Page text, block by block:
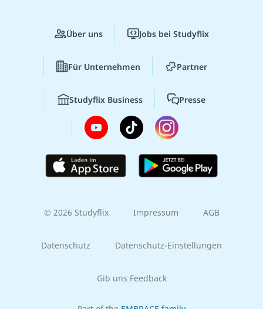
Über uns Jobs bei Studyflix
Für Unternehmen Partner
Studyflix Business Presse
© 2026 Studyflix Impressum AGB
Datenschutz Datenschutz-Einstellungen
Gib uns Feedback